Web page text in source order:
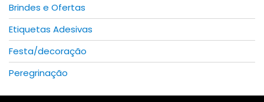
Brindes e Ofertas
Etiquetas Adesivas
Festa/decoração
Peregrinação